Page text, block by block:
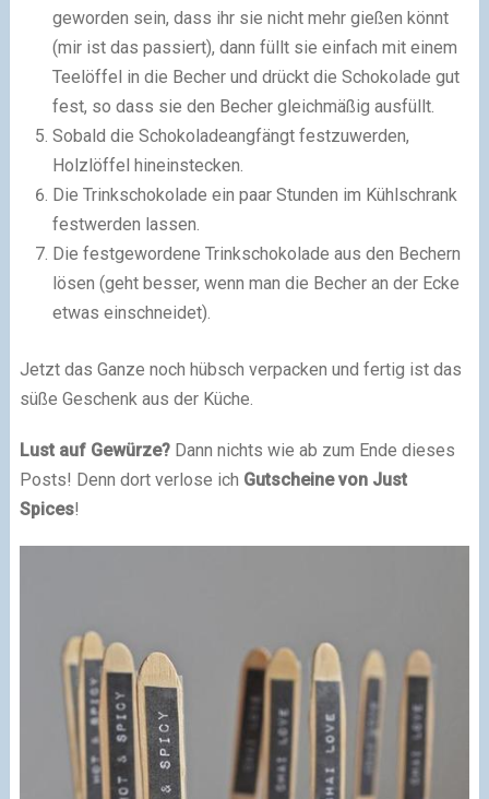
geworden sein, dass ihr sie nicht mehr gießen könnt
(mir ist das passiert), dann füllt sie einfach mit einem
Teelöffel in die Becher und drückt die Schokolade gut
fest, so dass sie den Becher gleichmäßig ausfüllt.
Sobald die Schokoladeangfängt festzuwerden,
Holzlöffel hineinstecken.
Die Trinkschokolade ein paar Stunden im Kühlschrank
festwerden lassen.
Die festgewordene Trinkschokolade aus den Bechern
lösen (geht besser, wenn man die Becher an der Ecke
etwas einschneidet).
Jetzt das Ganze noch hübsch verpacken und fertig ist das
süße Geschenk aus der Küche.
Lust auf Gewürze?Dann nichts wie ab zum Ende dieses
Posts! Denn dort verlose ich Gutscheine von Just
Spices!